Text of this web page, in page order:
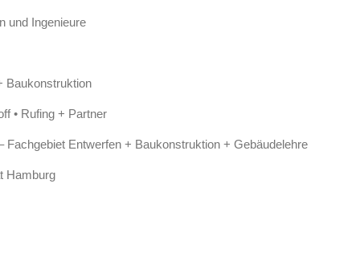
und Ingenieure
Baukonstruktion
• Rufing + Partner
Entwerfen + Baukonstruktion + Gebäudelehre
Hamburg